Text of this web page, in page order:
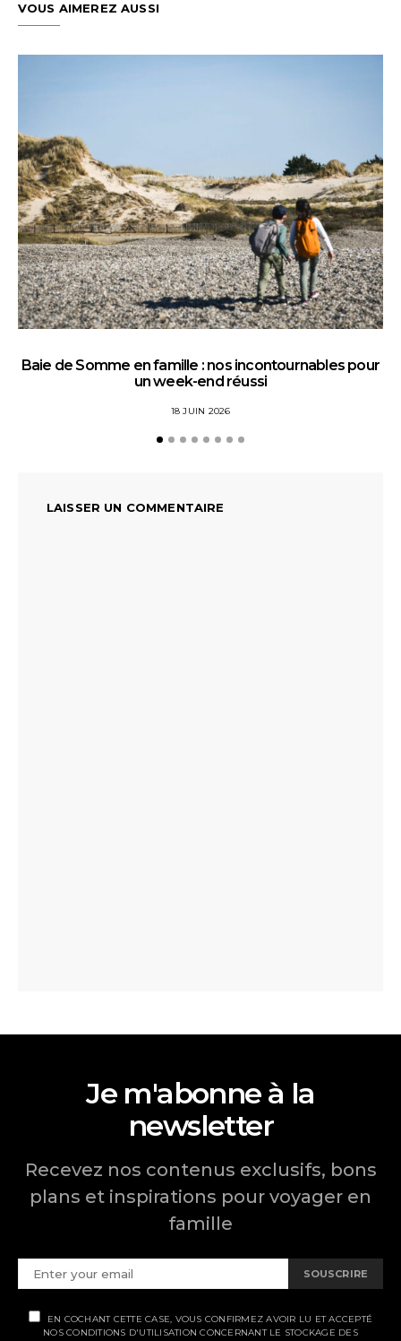
VOUS AIMEREZ AUSSI
Baie de Somme en famille : nos incontournables pour
un week-end réussi
18 JUIN 2026
LAISSER UN COMMENTAIRE
Je m'abonne à la
newsletter
Recevez nos contenus exclusifs, bons
plans et inspirations pour voyager en
famille
SOUSCRIRE
EN COCHANT CETTE CASE, VOUS CONFIRMEZ AVOIR LU ET ACCEPTÉ
NOS CONDITIONS D'UTILISATION CONCERNANT LE STOCKAGE DES